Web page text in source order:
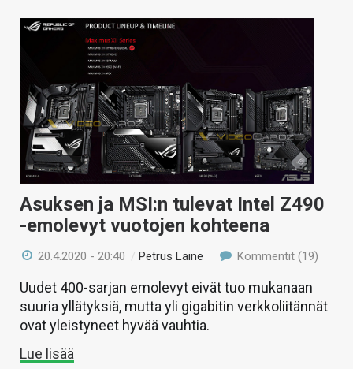
Asuksen ja MSI:n tulevat Intel Z490
-emolevyt vuotojen kohteena
20.4.2020 - 20:40 /Petrus Laine Kommentit (19)
Uudet 400-sarjan emolevyt eivät tuo mukanaan
suuria yllätyksiä, mutta yli gigabitin verkkoliitännät
ovat yleistyneet hyvää vauhtia.
Lue lisää